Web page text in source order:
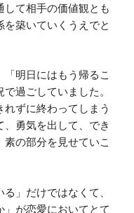
して相手の価値観とも
築いていくうえでと
明日にはもう帰るこ
過ごしていました。
ずに終わってしまう
勇気を出して、でき
の部分を見せていこ
」だけではなくて、
」が恋愛においてとて